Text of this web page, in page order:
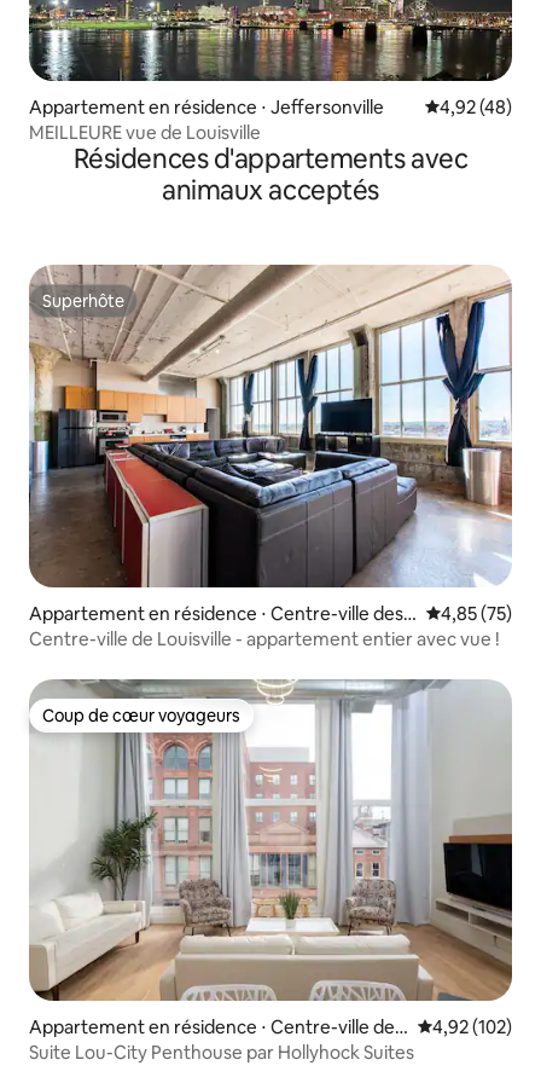
Appartement en résidence ⋅ Jeffersonville Évaluation
4,92 (48)
MEILLEURE vue de Louisville
Résidences d'appartements avec
animaux acceptés
Superhôte
Superhôte
Appartement en résidence ⋅ Centre-ville des a
ffaires
Évaluation
4,85 (75)
Centre-ville de Louisville - appartement entier avec vue !
Coup de cœur voyageurs
Coup de cœur voyageurs
Appartement en résidence ⋅ Centre-ville des
affaires
Évaluation
4,92 (102)
Suite Lou-City Penthouse par Hollyhock Suites